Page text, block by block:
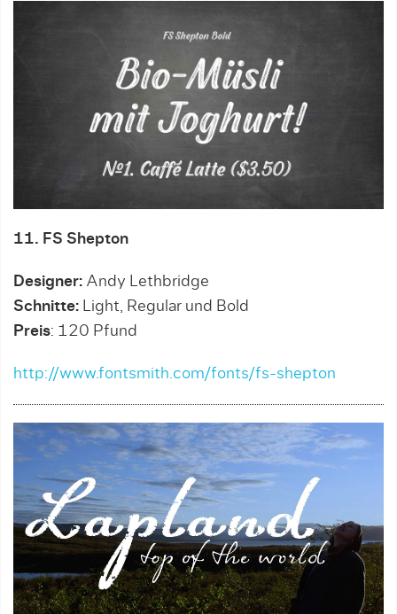
11. FS Shepton
Designer: Andy Lethbridge
Schnitte: Light, Regular und Bold
Preis: 120 Pfund
http://www.fontsmith.com/fonts/fs-shepton